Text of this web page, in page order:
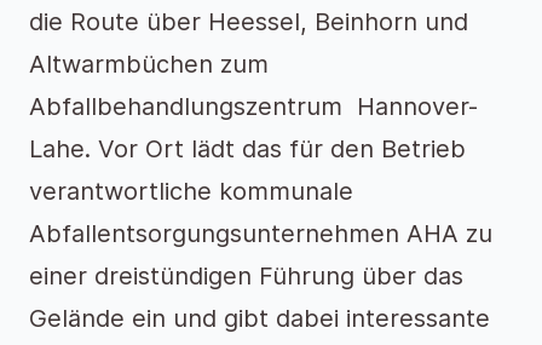
die Route über Heessel, Beinhorn und
Altwarmbüchen zum
Abfallbehandlungszentrum Hannover-
Lahe. Vor Ort lädt das für den Betrieb
verantwortliche kommunale
Abfallentsorgungsunternehmen AHA zu
einer dreistündigen Führung über das
Gelände ein und gibt dabei interessante